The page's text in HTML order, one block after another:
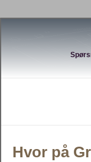
Hvor på